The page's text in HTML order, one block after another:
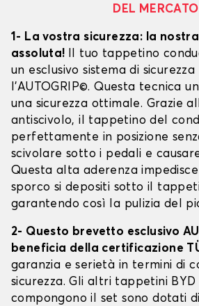
DEL MERCATO
1- La vostra sicurezza: la
assoluta! Il tuo tappetino
un esclusivo sistema di
l’AUTOGRIP©. Questa tecnica
una sicurezza ottimale. Grazie
antiscivolo, il tappetino del
perfettamente in posizione
scivolare sotto i pedali e
Questa alta aderenza
sporco si depositi sotto il
garantendo così la pulizia del
2- Questo brevetto esclusivo
beneficia della certificazione
garanzia e serietà in termini di
sicurezza. Gli altri tappetini BYD
compongono il set sono dotati